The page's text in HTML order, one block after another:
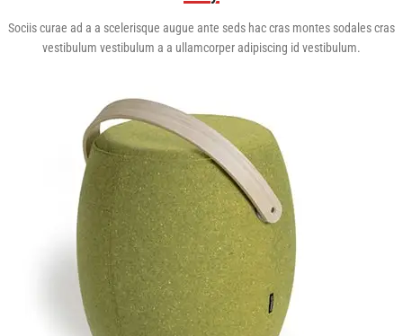
Sociis curae ad a a scelerisque augue ante seds hac cras montes sodales cras
vestibulum vestibulum a a ullamcorper adipiscing id vestibulum.